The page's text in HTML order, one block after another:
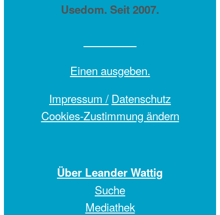
Usedom. Seit 2007.
Einen ausgeben.
Impressum / Datenschutz
Cookies-Zustimmung ändern
Über Leander Wattig
Suche
Mediathek